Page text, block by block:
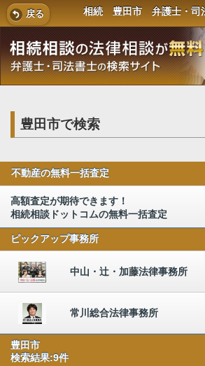
戻る 相続 豊田市 弁護士・司
豊田市で検索
不動産の無料一括査定
高額査定が期待できます！
相続相談ドットコムの無料一括査定
ピックアップ事務所
中山・辻・加藤法律事務所
常川総合法律事務所
豊田市
検索結果:9件